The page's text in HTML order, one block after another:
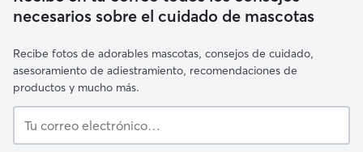
necesarios sobre el cuidado de mascotas
Recibe fotos de adorables mascotas, consejos de cuidado,
asesoramiento de adiestramiento, recomendaciones de
productos y mucho más.
correo